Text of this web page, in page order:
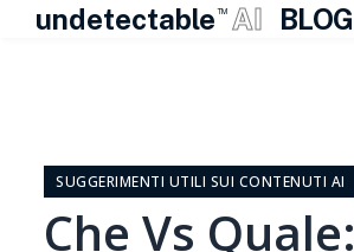
undetectable TM AI BLOG
contenutoSUGGERIMENTI UTILI SUI CONTENUTI AI
Che Vs Quale: